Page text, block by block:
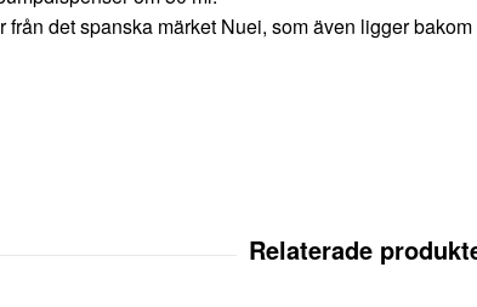
från det spanska märket Nuei, som även ligger